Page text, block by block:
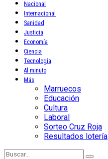
Nacional
Internacional
Sanidad
Justicia
Economía
Ciencia
Tecnología
Al minuto
Más
Marruecos
Educación
Cultura
Laboral
Sorteo Cruz Roja
Resultados lotería